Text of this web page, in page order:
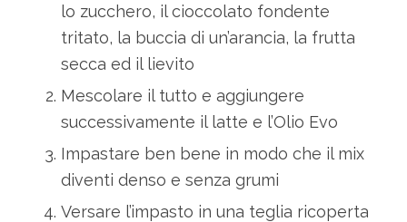
lo zucchero, il cioccolato fondente
tritato, la buccia di un’arancia, la frutta
secca ed il lievito
Mescolare il tutto e aggiungere
successivamente il latte e l’Olio Evo
Impastare ben bene in modo che il mix
diventi denso e senza grumi
Versare l’impasto in una teglia ricoperta